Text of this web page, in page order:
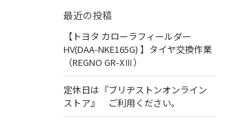
最近の投稿
【トヨタ カローラフィールダー
HV(DAA-NKE165G) 】タイヤ交換作業
（REGNO GR-XⅢ）
定休日は『ブリヂストンオンライン
ストア』 ご利用ください。